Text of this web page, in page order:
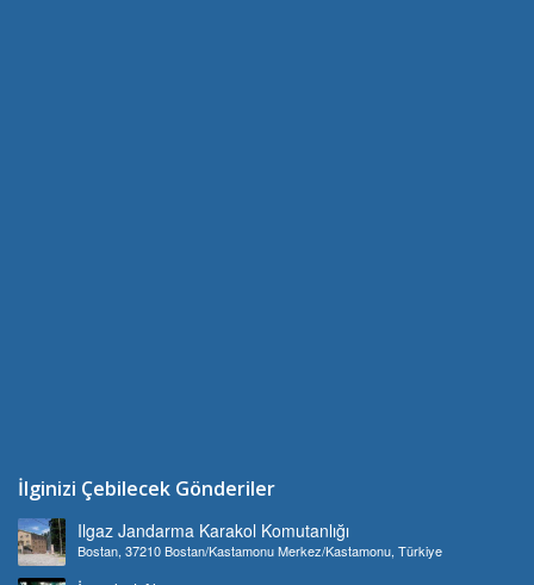
İlginizi Çebilecek Gönderiler
Ilgaz Jandarma Karakol Komutanlığı
Bostan, 37210 Bostan/Kastamonu Merkez/Kastamonu, Türkiye